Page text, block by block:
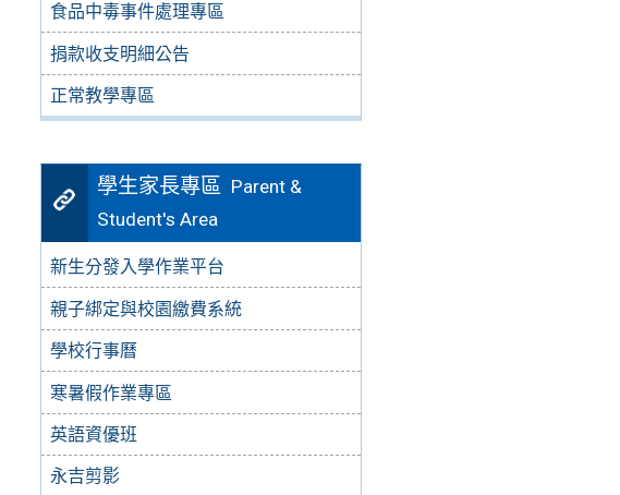
食品中毒事件處理專區
捐款收支明細公告
正常教學專區
學生家長專區 Parent &
Student's Area
新生分發入學作業平台
親子綁定與校園繳費系統
學校行事曆
寒暑假作業專區
英語資優班
永吉剪影